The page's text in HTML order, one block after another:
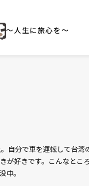
～人生に旅心を～
自分で車を運転して台湾
が好きです。こんなとこ
中。